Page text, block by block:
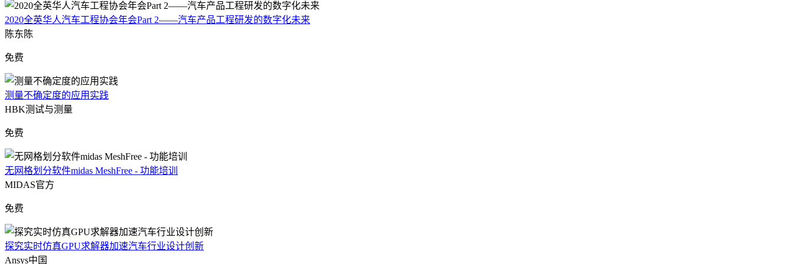
2020全英华人汽车工程协会年会Part 2——汽车产品工程研发的数字化未来
陈东陈
免费
测量不确定度的应用实践
HBK测试与测量
免费
无网格划分软件midas MeshFree - 功能培训
MIDAS官方
免费
探究实时仿真GPU求解器加速汽车行业设计创新
Ansys中国